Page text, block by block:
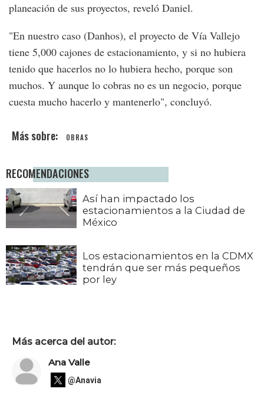
planeación de sus proyectos, reveló Daniel.
"En nuestro caso (Danhos), el proyecto de Vía Vallejo
tiene 5,000 cajones de estacionamiento, y si no hubiera
tenido que hacerlos no lo hubiera hecho, porque son
muchos. Y aunque lo cobras no es un negocio, porque
cuesta mucho hacerlo y mantenerlo", concluyó.
OBRAS
RECOMENDACIONES
Así han impactado los
estacionamientos a la Ciudad de
México
Los estacionamientos en la CDMX
tendrán que ser más pequeños
por ley
Más acerca del autor:
Ana Valle
@Anavia